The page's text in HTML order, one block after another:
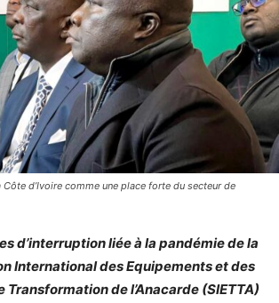
Côte d’Ivoire comme une place forte du secteur de
d’interruption liée à la pandémie de la
International des Equipements et des
Transformation de l’Anacarde (SIETTA)